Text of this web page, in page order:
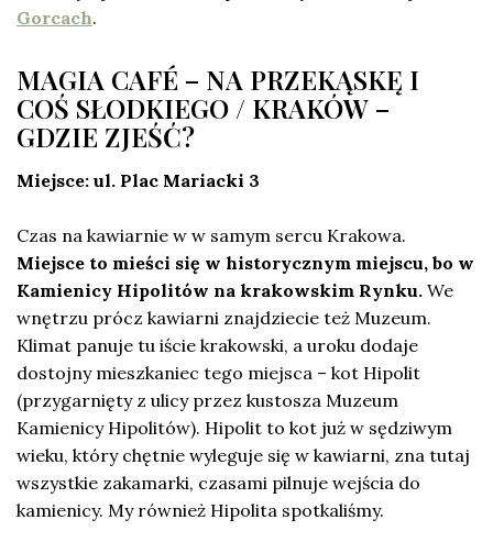
Gorcach.
MAGIA CAFÉ – NA PRZEKĄSKĘ I
COŚ SŁODKIEGO / KRAKÓW –
GDZIE ZJEŚĆ?
Miejsce: ul. Plac Mariacki 3
Czas na kawiarnie w w samym sercu Krakowa.
Miejsce to mieści się w historycznym miejscu, bo w
Kamienicy Hipolitów na krakowskim Rynku. We
wnętrzu prócz kawiarni znajdziecie też Muzeum.
Klimat panuje tu iście krakowski, a uroku dodaje
dostojny mieszkaniec tego miejsca – kot Hipolit
(przygarnięty z ulicy przez kustosza Muzeum
Kamienicy Hipolitów). Hipolit to kot już w sędziwym
wieku, który chętnie wyleguje się w kawiarni, zna tutaj
wszystkie zakamarki, czasami pilnuje wejścia do
kamienicy. My również Hipolita spotkaliśmy.